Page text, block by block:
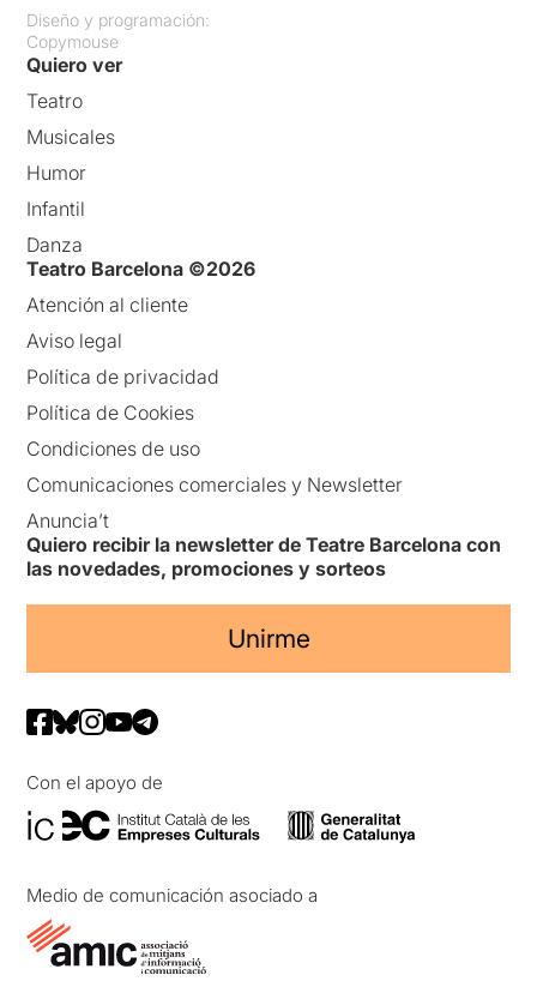
Diseño y programación:
Copymouse
Quiero ver
Teatro
Musicales
Humor
Infantil
Danza
Teatro Barcelona ©2026
Atención al cliente
Aviso legal
Política de privacidad
Política de Cookies
Condiciones de uso
Comunicaciones comerciales y Newsletter
Anuncia’t
Quiero recibir la newsletter de Teatre Barcelona con
las novedades, promociones y sorteos
Unirme
Con el apoyo de
Medio de comunicación asociado a